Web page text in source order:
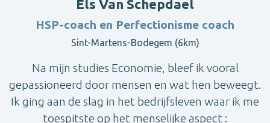
Els Van Schepdael
HSP-coach en Perfectionisme coach
Sint-Martens-Bodegem (6km)
Na mijn studies Economie, bleef ik vooral
gepassioneerd door mensen en wat hen beweegt.
Ik ging aan de slag in het bedrijfsleven waar ik me
toespitste op het menselijke aspect :